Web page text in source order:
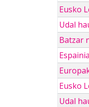
Eusko
Udal
Batzar
Eusko
Udal